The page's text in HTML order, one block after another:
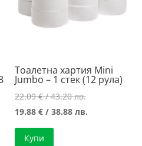
Тоалетна хартия Mini
Jumbo – 1 стек (12 рула)
22.09€/ 43.20 лв.Original
price
19.88€ / 38.88 лв.
Купи